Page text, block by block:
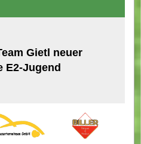
Gietl neuer
E2-Jugend